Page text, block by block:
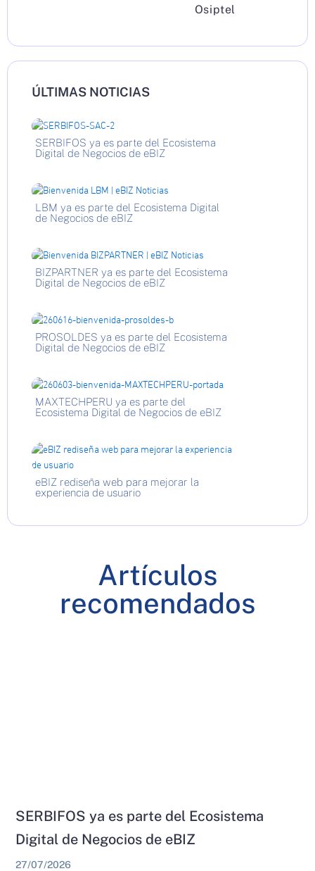
Osiptel
ÚLTIMAS NOTICIAS
SERBIFOS ya es parte del Ecosistema
Digital de Negocios de eBIZ
LBM ya es parte del Ecosistema Digital
de Negocios de eBIZ
BIZPARTNER ya es parte del Ecosistema
Digital de Negocios de eBIZ
PROSOLDES ya es parte del Ecosistema
Digital de Negocios de eBIZ
MAXTECHPERU ya es parte del
Ecosistema Digital de Negocios de eBIZ
eBIZ rediseña web para mejorar la
experiencia de usuario
Artículos
recomendados
SERBIFOS ya es parte del Ecosistema
Digital de Negocios de eBIZ
27/07/2026